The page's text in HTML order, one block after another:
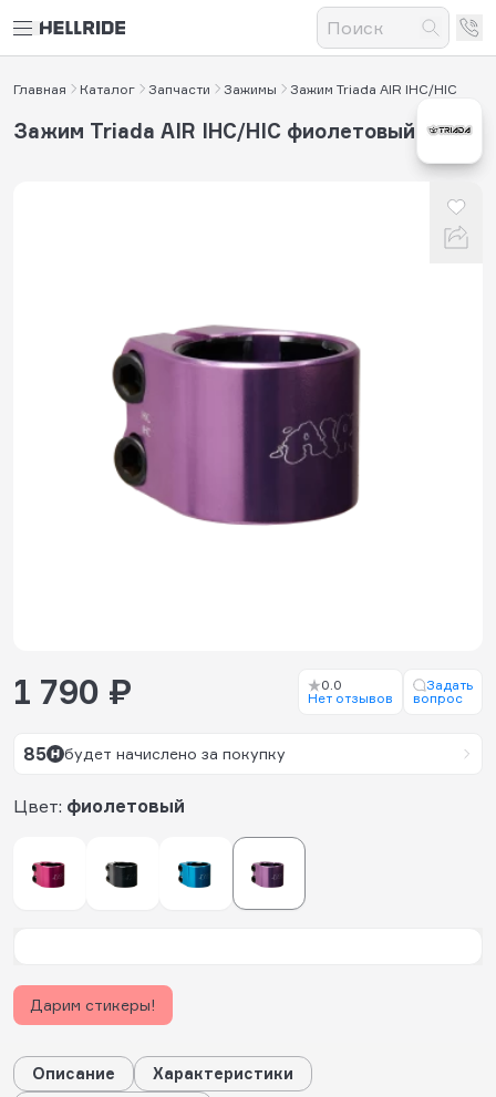
Главная Каталог Запчасти Зажимы Зажим Triada AIR IHC/HIC
Зажим Triada AIR IHC/HIC фиолетовый
Цвет: фиолетовый
1 790 ₽
0.0
Нет отзывов
Задать
вопрос
85 будет начислено за покупку
Дарим стикеры!
Описание
Характеристики